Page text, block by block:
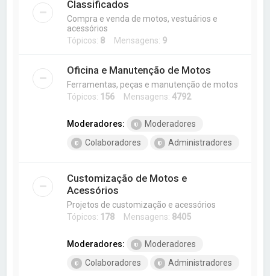
Classificados
Compra e venda de motos, vestuários e
acessórios
Tópicos: 8 Mensagens: 9
Oficina e Manutenção de Motos
Ferramentas, peças e manutenção de motos
Tópicos: 156 Mensagens:4792
Moderadores:
Moderadores
Colaboradores
Administradores
Customização de Motos e
Acessórios
Projetos de customização e acessórios
Tópicos: 178 Mensagens: 8405
Moderadores:
Moderadores
Colaboradores
Administradores